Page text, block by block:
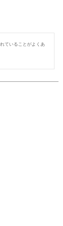
ていることがよくあ